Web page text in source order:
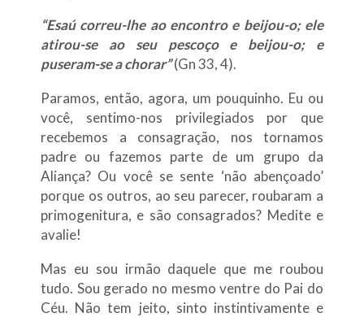
“Esaú correu-lhe ao encontro e beijou-o; ele
atirou-se ao seu pescoço e beijou-o; e
puseram-se a chorar”(Gn 33, 4).
Paramos, então, agora, um pouquinho. Eu ou
você, sentimo-nos privilegiados por que
recebemos a consagração, nos tornamos
padre ou fazemos parte de um grupo da
Aliança? Ou você se sente ‘não abençoado’
porque os outros, ao seu parecer, roubaram a
primogenitura, e são consagrados? Medite e
avalie!
Mas eu sou irmão daquele que me roubou
tudo. Sou gerado no mesmo ventre do Pai do
Céu. Não tem jeito, sinto instintivamente e